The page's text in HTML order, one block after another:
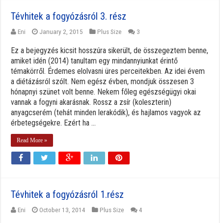
Tévhitek a fogyózásról 3. rész
Eni January 2, 2015 Plus Size 3
Ez a bejegyzés kicsit hosszúra sikerült, de összegeztem benne,
amiket idén (2014) tanultam egy mindannyiunkat érintő
témakörről. Érdemes elolvasni üres perceitekben. Az idei évem
a diétázásról szólt. Nem egész évben, mondjuk összesen 3
hónapnyi szünet volt benne. Nekem főleg egészségügyi okai
vannak a fogyni akarásnak. Rossz a zsír (koleszterin)
anyagcserém (tehát minden lerakódik), és hajlamos vagyok az
érbetegségekre. Ezért ha ...
Read More »
Tévhitek a fogyózásról 1.rész
Eni October 13, 2014 Plus Size 4